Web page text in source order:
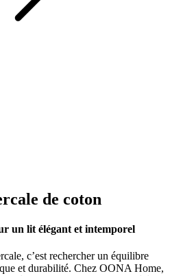
de coton
un lit élégant et intemporel
c’est rechercher un équilibre
et durabilité. Chez OONA Home,